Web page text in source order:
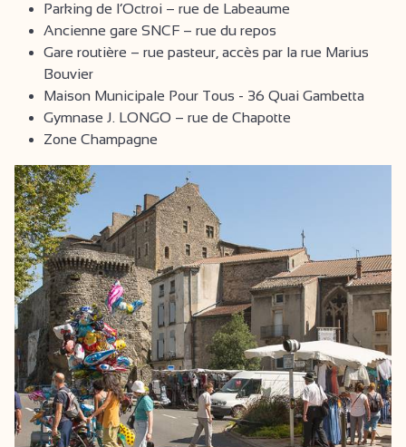
Parking de l’Octroi – rue de Labeaume
Ancienne gare SNCF – rue du repos
Gare routière – rue pasteur, accès par la rue Marius
Bouvier
Maison Municipale Pour Tous - 36 Quai Gambetta
Gymnase J. LONGO – rue de Chapotte
Zone Champagne